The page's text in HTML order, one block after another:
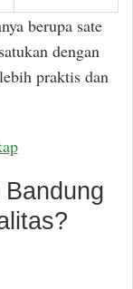
berupa sate
dengan
praktis dan